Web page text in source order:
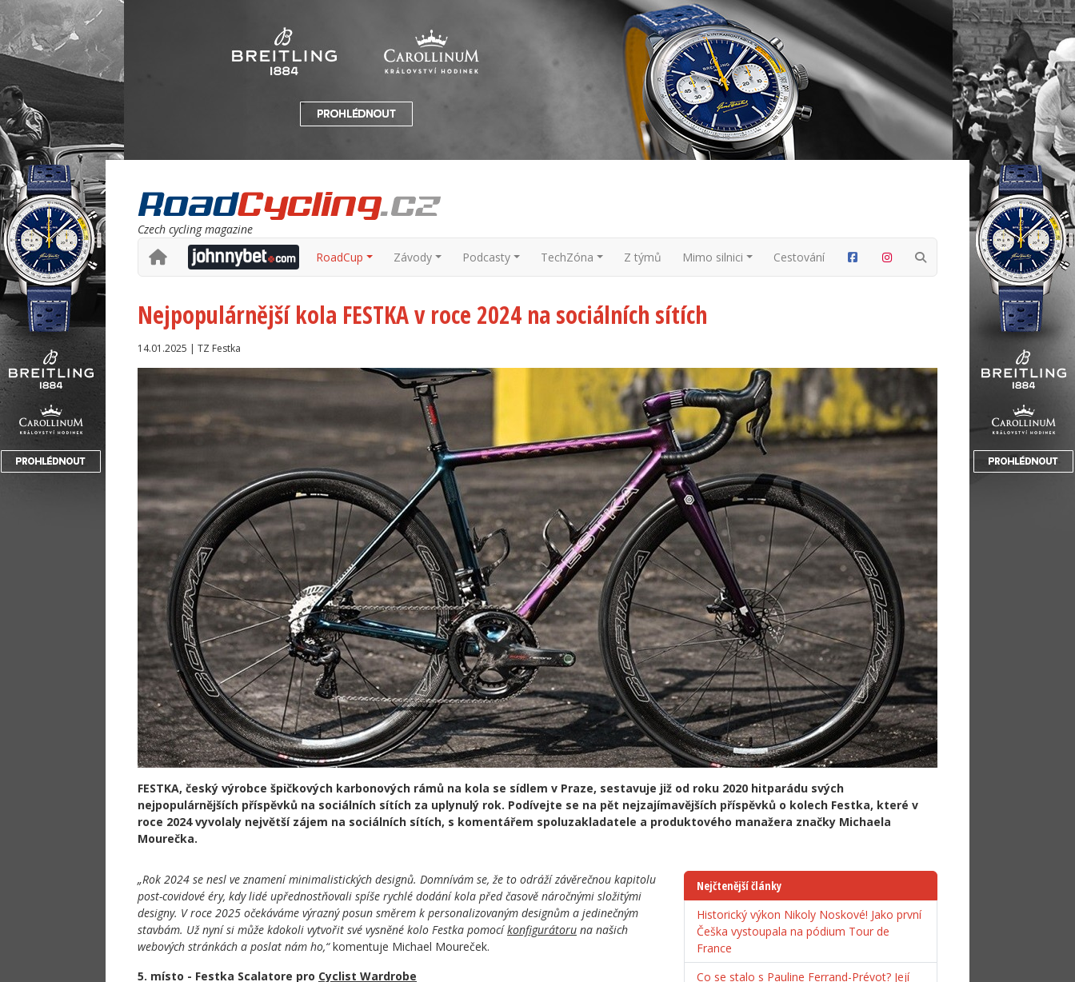
Czech cycling magazine
RoadCup
Závody Podcasty TechZóna Z týmů Mimo silnici Cestování
Nejpopulárnější kola FESTKA v roce 2024 na sociálních sítích
14.01.2025 | TZ Festka
FESTKA, český výrobce špičkových karbonových rámů na kola se sídlem v Praze, sestavuje již od roku 2020 hitparádu svých
nejpopulárnějších příspěvků na sociálních sítích za uplynulý rok. Podívejte se na pět nejzajímavějších příspěvků o kolech Festka, které v
roce 2024 vyvolaly největší zájem na sociálních sítích, s komentářem spoluzakladatele a produktového manažera značky Michaela
Mourečka.
„Rok 2024 se nesl ve znamení minimalistických designů. Domnívám se, že to odráží závěrečnou kapitolu
post-covidové éry, kdy lidé upřednostňovali spíše rychlé dodání kola před časově náročnými složitými
designy. V roce 2025 očekáváme výrazný posun směrem k personalizovaným designům a jedinečným
stavbám. Už nyní si může kdokoli vytvořit své vysněné kolo Festka pomocíkonfigurátoru na našich
webových stránkách a poslat nám ho,“komentuje Michael Moureček.
5. místo - Festka Scalatore pro Cyclist Wardrobe
Nejčtenější články
Historický výkon Nikoly Noskové! Jako první
Češka vystoupala na pódium Tour de
France
Co se stalo s Pauline Ferrand-Prévot? Její